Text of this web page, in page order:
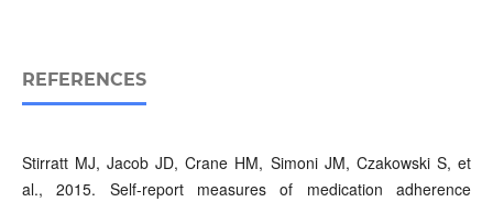
REFERENCES
Stirratt MJ, Jacob JD, Crane HM, Simoni JM, Czakowski S, et
al., 2015. Self-report measures of medication adherence